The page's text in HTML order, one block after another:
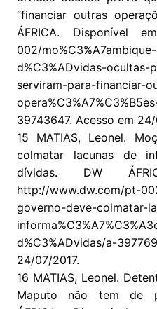
“financiar outras
ÁFRICA. Disponível
002/
d%C3%ADvidas-
serviram-para-financiar-
39743647. Acesso em 24/
15 MATIAS, Leonel.
colmatar lacunas de
dívidas. DW
http://www.dw.com/pt-
governo-deve-colmatar-
d%C3%ADvidas/a-
24/07/2017.
16 MATIAS, Leonel.
Maputo não tem de